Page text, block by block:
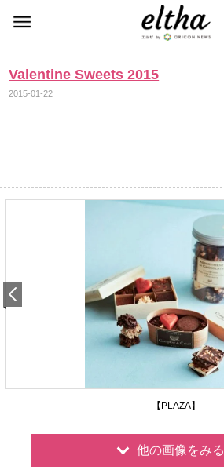
Valentine Sweets 2015
2015-01-22
【PLAZA】
他の画像をみる